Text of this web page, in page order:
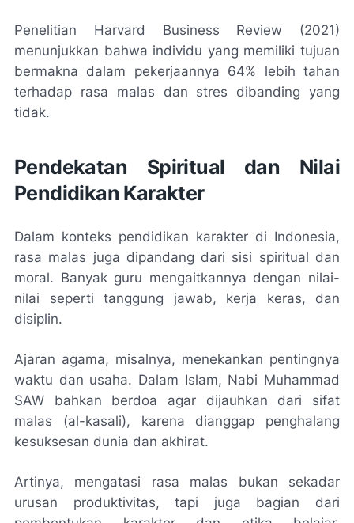
Penelitian Harvard Business Review (2021)
menunjukkan bahwa individu yang memiliki tujuan
bermakna dalam pekerjaannya 64% lebih tahan
terhadap rasa malas dan stres dibanding yang
tidak.
Pendekatan Spiritual dan Nilai
Pendidikan Karakter
Dalam konteks pendidikan karakter di Indonesia,
rasa malas juga dipandang dari sisi spiritual dan
moral. Banyak guru mengaitkannya dengan nilai-
nilai seperti tanggung jawab, kerja keras, dan
disiplin.
Ajaran agama, misalnya, menekankan pentingnya
waktu dan usaha. Dalam Islam, Nabi Muhammad
SAW bahkan berdoa agar dijauhkan dari sifat
malas (al-kasali), karena dianggap penghalang
kesuksesan dunia dan akhirat.
Artinya, mengatasi rasa malas bukan sekadar
urusan produktivitas, tapi juga bagian dari